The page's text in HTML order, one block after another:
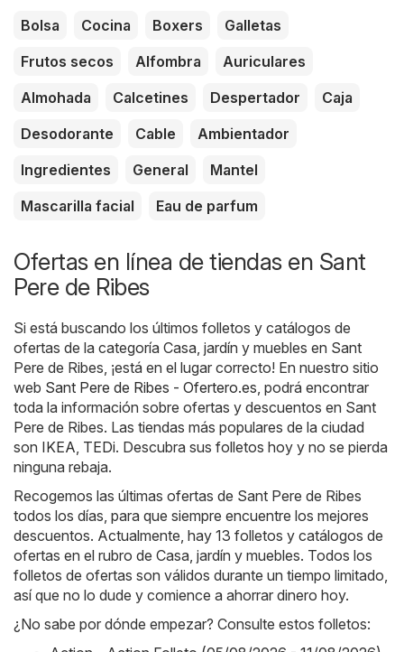
Bolsa Cocina Boxers
Galletas
Frutos secos
Alfombra
Auriculares
Almohada
Calcetines Despertador
Caja
Desodorante
Cable
Ambientador
Ingredientes
General
Mantel
Mascarilla facial
Eau de parfum
Ofertas en línea de tiendas en Sant
Pere de Ribes
Si está buscando los últimos folletos y catálogos de
ofertas de la categoría Casa, jardín y muebles en Sant
Pere de Ribes, ¡está en el lugar correcto! En nuestro sitio
web Sant Pere de Ribes - Ofertero.es, podrá encontrar
toda la información sobre ofertas y descuentos en Sant
Pere de Ribes. Las tiendas más populares de la ciudad
son IKEA, TEDi. Descubra sus folletos hoy y no se pierda
ninguna rebaja.
Recogemos las últimas ofertas de Sant Pere de Ribes
todos los días, para que siempre encuentre los mejores
descuentos. Actualmente, hay 13 folletos y catálogos de
ofertas en el rubro de Casa, jardín y muebles. Todos los
folletos de ofertas son válidos durante un tiempo limitado,
así que no lo dude y comience a ahorrar dinero hoy.
¿No sabe por dónde empezar? Consulte estos folletos: